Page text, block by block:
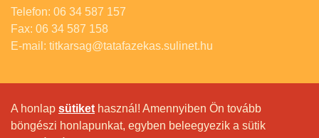
Telefon: 06 34 587 157
Fax: 06 34 587 158
E-mail: titkarsag@tatafazekas.sulinet.hu
A honlap sütiket használ! Amennyiben Ön tovább
böngészi honlapunkat, egyben beleegyezik a sütik